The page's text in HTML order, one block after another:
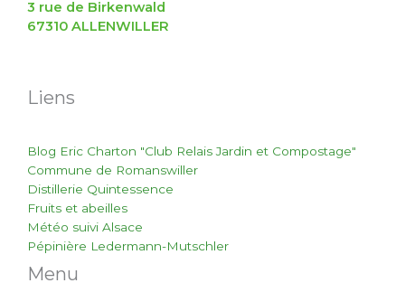
3 rue de Birkenwald
67310 ALLENWILLER
Liens
Blog Eric Charton "Club Relais Jardin et Compostage"
Commune de Romanswiller
Distillerie Quintessence
Fruits et abeilles
Météo suivi Alsace
Pépinière Ledermann-Mutschler
Menu